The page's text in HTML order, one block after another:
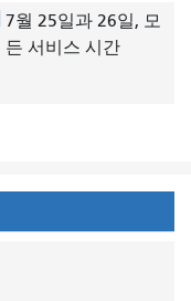
7월 25일과 26일, 모
든 서비스 시간